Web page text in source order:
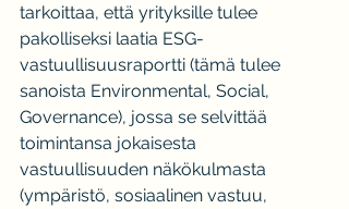
tarkoittaa, että yrityksille tulee
pakolliseksi laatia ESG-
vastuullisuusraportti (tämä tulee
sanoista Environmental, Social,
Governance), jossa se selvittää
toimintansa jokaisesta
vastuullisuuden näkökulmasta
(ympäristö, sosiaalinen vastuu,